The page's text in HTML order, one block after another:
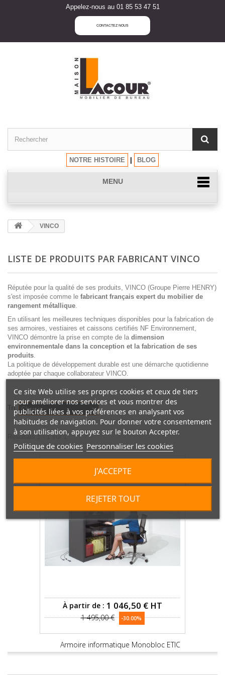
Appelez-nous au 01 85 53 47 51
CONTACTEZ NOUS
NOTRE HISTOIRE BLOG
MENU
VINCO
LISTE DE PRODUITS PAR FABRICANT VINCO
Réputée pour la qualité de ses produits, VINCO (Groupe Pierre HENRY)
s'est imposée comme le fabricant français expert du mobilier de
rangement métallique.
En utilisant les meilleures techniques disponibles pour la fabrication de
ses armoires, vestiaires et caissons certifiés NF Environnement,
VINCO démontre la prise en compte de la dimension
environnementale dans la conception et la fabrication de ses
produits.
La politique de développement durable est une démarche quotidienne
adoptée par chaque collaborateur VINCO.
Tri Choisir
Résultats 1 - 1 sur 1.
À partir de : 1 046,50 € HT
1 495,00 € -30.00%
Armoire informatique Monobloc ETIC
Ce site Web utilise ses propres cookies et ceux de tiers
pour améliorer nos services et vous montrer des
publicités liées à vos préférences en analysant vos
habitudes de navigation. Pour donner votre consentement
à son utilisation, appuyez sur le bouton Accepter.
Politique de cookies Personnaliser les cookies
REJETER TOUT
J'ACCEPTE